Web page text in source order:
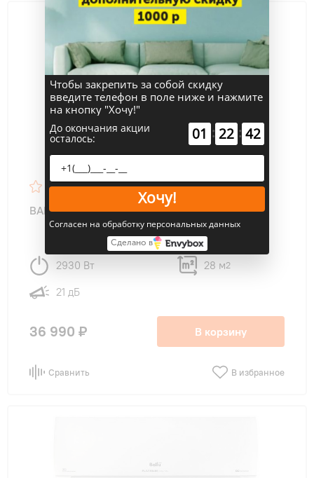
BALLU BSYI-10HN8_V5 Eco Smart DC Inverter
2930 Вт 28 м2
21 дБ
36 990 ₽ В корзину
Сравнить В избранное
Чтобы закрепить за собой скидку
введите телефон в поле ниже и нажмите
на кнопку "Хочу!"
До окончания акции
осталось: 01 : 22 : 41
Хочу!
Согласен на обработку персональных данных
Сделано в